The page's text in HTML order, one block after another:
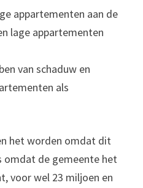
appartementen aan de
lage appartementen
van schaduw en
als
het worden omdat dit
omdat de gemeente het
voor wel 23 miljoen en